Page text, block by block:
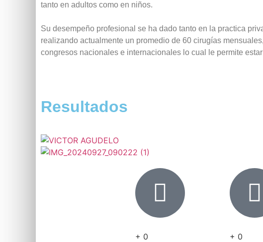
tanto en adultos como en niños.
Su desempeño profesional se ha dado tanto en la practica
realizando actualmente un promedio de 60 cirugías
congresos nacionales e internacionales lo cual le permite
Resultados
+ 0 + 0